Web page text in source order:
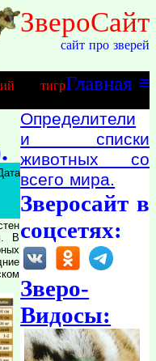
ЗвероСайт
сайт про зверей
≡
Главная
тигр
В
Определители
и списки
животных со
всего мира.
Зверосайт в
соцсетях:
Зверо-
Видосы: